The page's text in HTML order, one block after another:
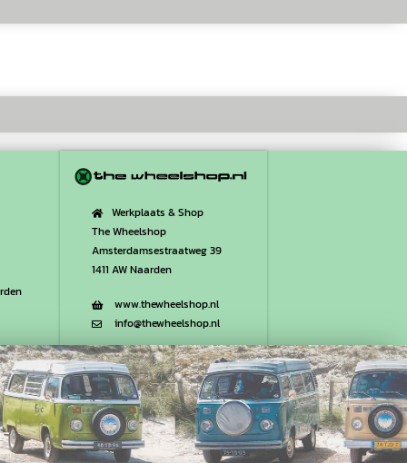
Werkplaats & Shop
The Wheelshop
Amsterdamsestraatweg 39
1411 AW Naarden
www.thewheelshop.nl
info@thewheelshop.nl